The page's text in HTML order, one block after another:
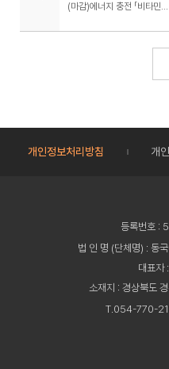
(마감)에너지 충전 「비타민-day」 캠페인 안내
개인정보처리방침 개
등록번호
법 인 명 (단체명) : 동
대표자
소재지 : 경상북도
T.054-770-